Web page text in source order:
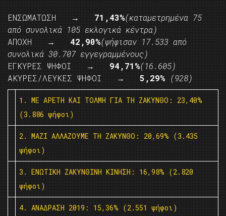
ΕΝΣΩΜΑΤΩΣΗ → 71,43%(καταμετρημένα 75
από συνολικά 105 εκλογικά κέντρα)
ΑΠΟΧΗ
→ 42,90%(ψήφισαν 17.533 από
συνολικά 30.707 εγγεγραμμένους)
ΕΓΚΥΡΕΣ ΨΗΦΟΙ
→ 94,71%(16.605)
ΑΚΥΡΕΣ/ΛΕΥΚΕΣ ΨΗΦΟΙ
→ 5,29% (928)
1. ΜΕ ΑΡΕΤΗ ΚΑΙ ΤΟΛΜΗ ΓΙΑ ΤΗ ΖΑΚΥΝΘΟ: 23,40%
(3.886 ψήφοι)
2. ΜΑΖΙ ΑΛΛΑΖΟΥΜΕ ΤΗ ΖΑΚΥΝΘΟ: 20,69% (3.435
ψήφοι)
3. ΕΝΩΤΙΚΗ ΖΑΚΥΝΘΙΝΗ ΚΙΝΗΣΗ: 16,98% (2.820
ψήφοι)
4. ΑΝΑΔΡΑΣΗ 2019: 15,36% (2.551 ψήφοι)